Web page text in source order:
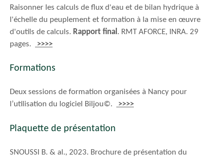
Raisonner les calculs de flux d'eau et de bilan hydrique à
l'échelle du peuplement et formation à la mise en œuvre
d'outils de calculs. Rapport final . RMT AFORCE, INRA. 29
pages.
>>>>
Formations
Deux sessions de formation organisées à Nancy pour
l’utilisation du logiciel Biljou©.
>>>>
Plaquette de présentation
SNOUSSI B. & al., 2023. Brochure de présentation du